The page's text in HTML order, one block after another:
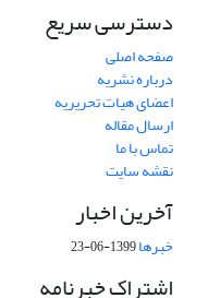
دسترسی سریع
صفحه اصلی
درباره نشریه
اعضای هیات تحریریه
ارسال مقاله
تماس با ما
نقشه سایت
آخرین اخبار
خبرها1399-06-23
اشتراک خبرنامه